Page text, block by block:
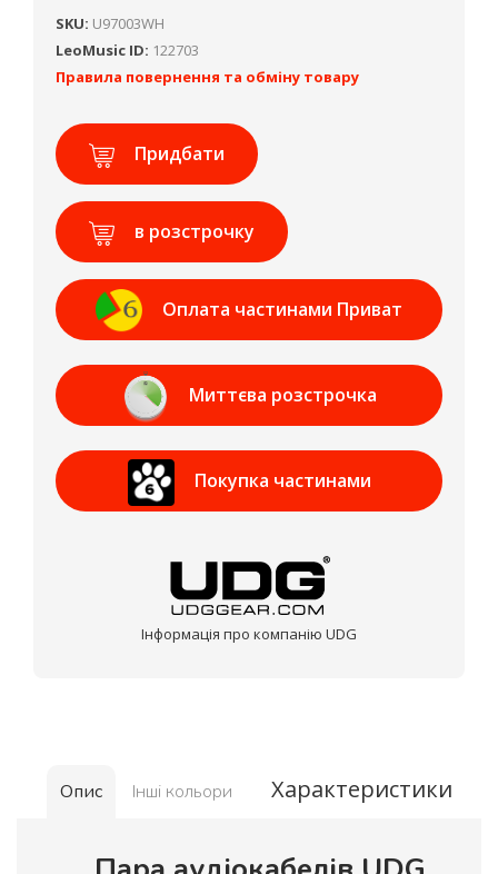
SKU: U97003WH
LeoMusic ID: 122703
Правила повернення та обміну товару
Придбати
в розстрочку
Оплата частинами Приват
Банк
Миттєва розстрочка
Приват Банк
Покупка частинами
Інформація про компанію UDG
Опис Інші кольори Характеристики